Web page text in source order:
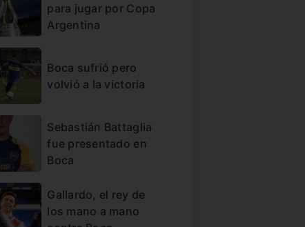
para jugar por Copa
Argentina
Boca sufrió pero
volvió a la victoria
Sebastián Battaglia
fue presentado en
Boca
Gallardo, el rey de
los mano a mano